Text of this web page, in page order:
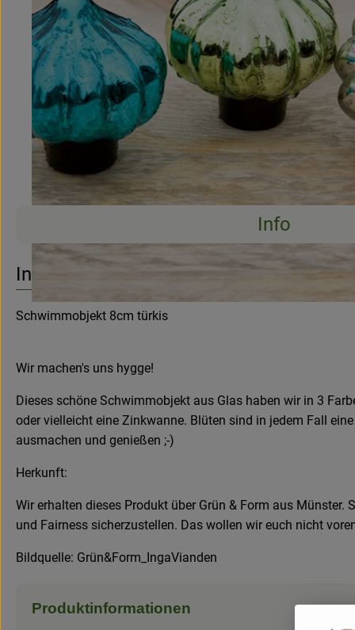
Info
Entdecke passende Rezepte
Es wurden
Info
Schwimmobjekt 8cm türkis
Wir machen's uns hygge!
Dieses schöne Schwimmobjekt aus Glas haben wir in 3
oder vielleicht eine Zinkwanne. Blüten sind in jedem Fall
ausmachen und genießen ;-)
Herkunft:
Wir erhalten dieses Produkt über Grün & Form aus
und Fairness sicherzustellen. Das wollen wir euch nicht
Bildquelle: Grün&Form_IngaVianden
Produktinformationen